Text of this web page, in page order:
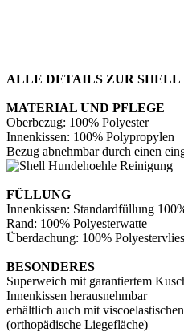
ALLE DETAILS ZUR SHELL
MATERIAL UND PFLEGE
Oberbezug: 100% Polyester
Innenkissen: 100% Polypropylen
Bezug abnehmbar durch einen
FÜLLUNG
Innenkissen: Standardfüllung
Rand: 100% Polyesterwatte
Überdachung: 100% Polyestervlies
BESONDERES
Superweich mit garantiertem
Innenkissen herausnehmbar
erhältlich auch mit
(orthopädische Liegefläche)